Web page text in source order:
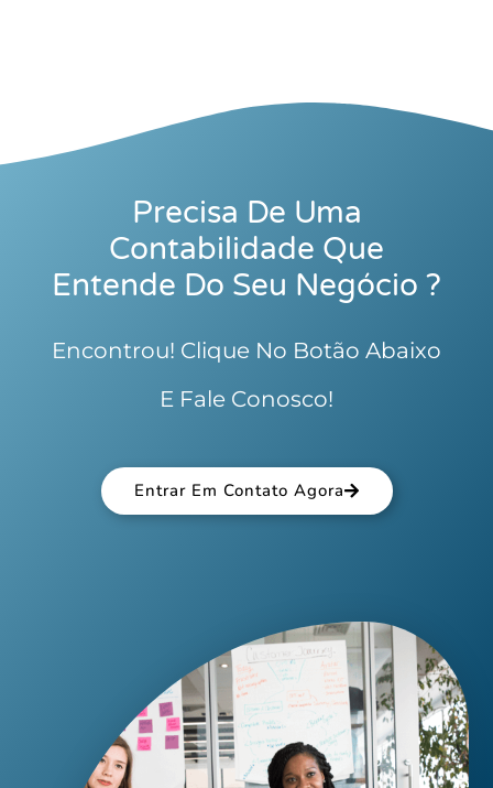
Precisa De Uma
Contabilidade Que
Entende Do Seu Negócio ?
Encontrou! Clique No Botão Abaixo
E Fale Conosco!
Entrar Em Contato Agora